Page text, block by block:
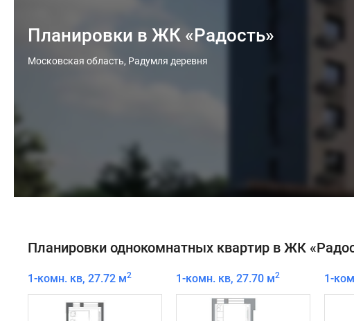
Планировки в ЖК «Радость»
Московская область, Радумля деревня
Планировки однокомнатных квартир в ЖК
1-комн. кв, 27.72 м2 1-комн. кв, 27.70 м2 1-